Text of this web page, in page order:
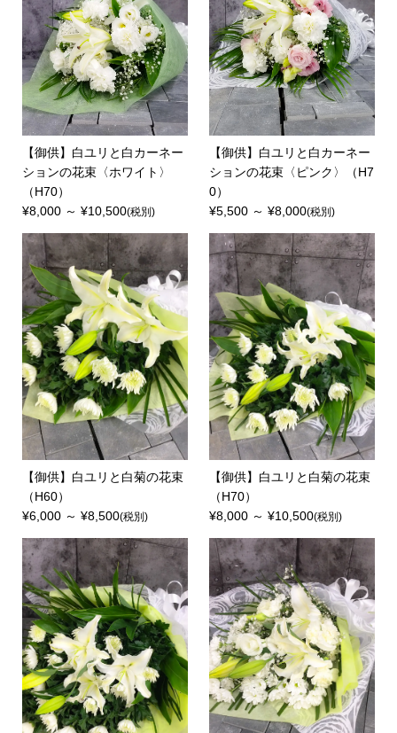
【御供】白ユリと白カーネー
ションの花束〈ホワイト〉
（H70）
¥8,000 ～ ¥10,500(税別)
【御供】白ユリと白カーネー
ションの花束〈ピンク〉（H7
0）
¥5,500 ～ ¥8,000(税別)
【御供】白ユリと白菊の花束
（H60）
¥6,000 ～ ¥8,500(税別)
【御供】白ユリと白菊の花束
（H70）
¥8,000 ～ ¥10,500(税別)